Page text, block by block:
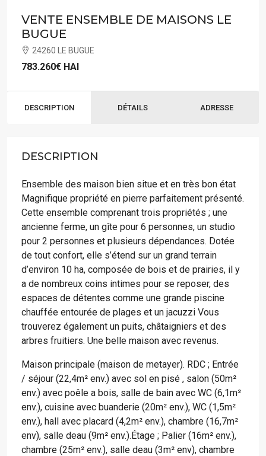
VENTE ENSEMBLE DE MAISONS LE
BUGUE
24260 LE BUGUE
783.260€ HAI
DESCRIPTION DÉTAILS ADRESSE
DESCRIPTION
Ensemble des maison bien situe et en très bon état
Magnifique propriété en pierre parfaitement présenté.
Cette ensemble comprenant trois propriétés ; une
ancienne ferme, un gîte pour 6 personnes, un studio
pour 2 personnes et plusieurs dépendances. Dotée
de tout confort, elle s’étend sur un grand terrain
d’environ 10 ha, composée de bois et de prairies, il y
a de nombreux coins intimes pour se reposer, des
espaces de détentes comme une grande piscine
chauffée entourée de plages et un jacuzzi Vous
trouverez également un puits, châtaigniers et des
arbres fruitiers. Une belle maison avec revenus.
Maison principale (maison de metayer). RDC ; Entrée
/ séjour (22,4m² env.) avec sol en pisé , salon (50m²
env.) avec poêle a bois, salle de bain avec WC (6,1m²
env.), cuisine avec buanderie (20m² env.), WC (1,5m²
env.), hall avec placard (4,2m² env.), chambre (16,7m²
env), salle deau (9m² env.).Étage ; Palier (16m² env.),
chambre (25m² env.), salle deau (3m² env), chambre